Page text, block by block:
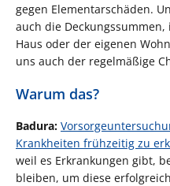
gegen Elementarschäden.
auch die
Haus oder der eigenen
uns auch der regelmäßige
Warum das?
Badura:
Krankheiten frühzeitig zu
weil es Erkrankungen gibt,
bleiben, um diese